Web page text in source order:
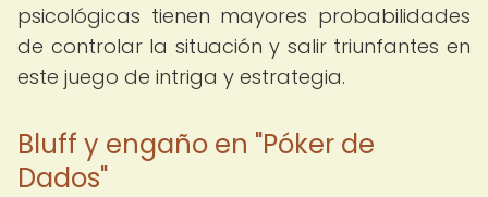
psicológicas tienen mayores probabilidades
de controlar la situación y salir triunfantes en
este juego de intriga y estrategia.
Bluff y engaño en "Póker de
Dados"